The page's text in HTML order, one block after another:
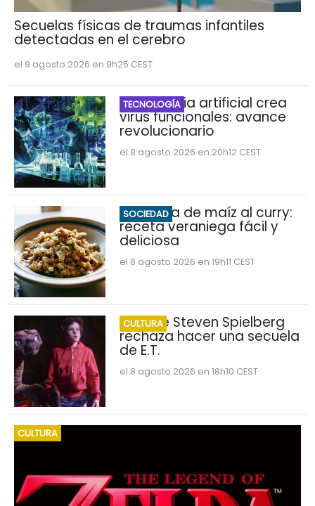
Secuelas físicas de traumas infantiles
detectadas en el cerebro
el 9 agosto 2026 en 9h25 CEST
TECNOLOGÍA
Inteligencia artificial crea
virus funcionales: avance
revolucionario
el 8 agosto 2026 en 20h12 CEST
SOCIEDAD
Ensalada de maíz al curry:
receta veraniega fácil y
deliciosa
el 8 agosto 2026 en 19h11 CEST
CULTURA
Por qué Steven Spielberg
rechaza hacer una secuela
de E.T.
el 8 agosto 2026 en 18h10 CEST
CULTURA